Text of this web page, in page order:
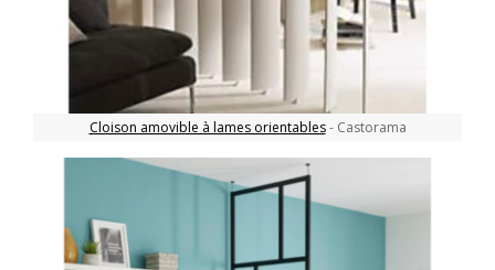
Cloison amovible à lames orientables- Castorama